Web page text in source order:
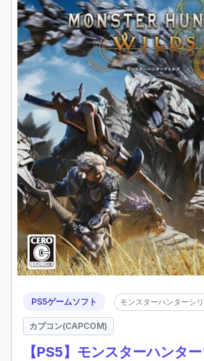
PS5ゲームソフト モンスターハンターシ
カプコン(CAPCOM)
【PS5】モンスターハンタ